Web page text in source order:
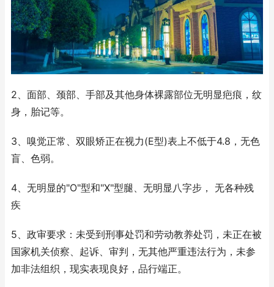
2、面部、颈部、手部及其他身体裸露部位无明显疤痕，纹
身，胎记等。
3、嗅觉正常、双眼矫正在视力(E型)表上不低于4.8，无色
盲、色弱。
4、无明显的"O"型和"X"型腿、无明显八字步， 无各种残
疾
5、政审要求：未受到刑事处罚和劳动教养处罚，未正在被
国家机关侦察、起诉、审判，无其他严重违法行为，未参
加非法组织，现实表现良好，品行端正。